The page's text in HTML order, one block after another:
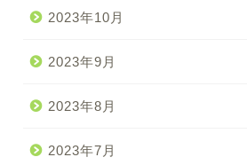
2023年10月
2023年9月
2023年8月
2023年7月